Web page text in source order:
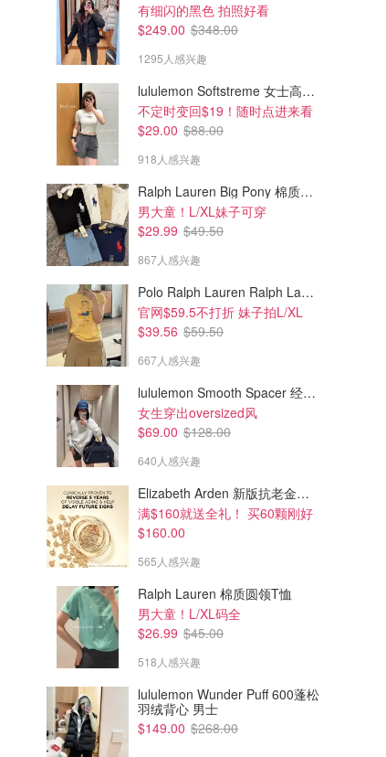
$43.00
Mediheal 视黄醇胶原蛋白提拉
$33.90 $39.90
DrReju Advanced PDRN面霜
20ml 三文鱼DNA
amazon.ca
有细闪的黑色 拍照好看
$249.00 $348.00
1295人感兴趣
lululemon Softstreme 女士高腰短裤 10cm
不定时变回$19！随时点进来看
$29.00 $88.00
918人感兴趣
Ralph Lauren Big Pony 棉质短袖T恤
男大童！L/XL妹子可穿
$29.99 $49.50
867人感兴趣
Polo Ralph Lauren Ralph Lauren Polo Bear 女童棉T恤 染色 1件
官网$59.5不打折 妹子拍L/XL
$39.56 $59.50
667人感兴趣
lululemon Smooth Spacer 经典卫衣
女生穿出oversized风
$69.00 $128.00
640人感兴趣
Elizabeth Arden 新版抗老金胶精华60颗
满$160就送全礼！ 买60颗刚好
$160.00
565人感兴趣
Ralph Lauren 棉质圆领T恤
男大童！L/XL码全
$26.99 $45.00
518人感兴趣
lululemon Wunder Puff 600蓬松
羽绒背心 男士
$149.00 $268.00